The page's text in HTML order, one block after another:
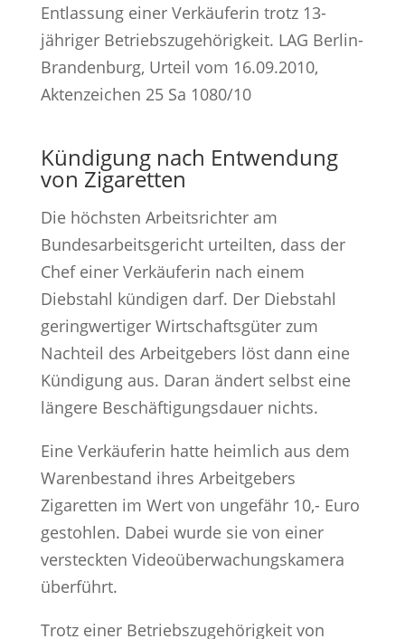
Entlassung einer Verkäuferin trotz 13-
jähriger Betriebszugehörigkeit. LAG Berlin-
Brandenburg, Urteil vom 16.09.2010,
Aktenzeichen 25 Sa 1080/10
Kündigung nach Entwendung
von Zigaretten
Die höchsten Arbeitsrichter am
Bundesarbeitsgericht urteilten, dass der
Chef einer Verkäuferin nach einem
Diebstahl kündigen darf. Der Diebstahl
geringwertiger Wirtschaftsgüter zum
Nachteil des Arbeitgebers löst dann eine
Kündigung aus. Daran ändert selbst eine
längere Beschäftigungsdauer nichts.
Eine Verkäuferin hatte heimlich aus dem
Warenbestand ihres Arbeitgebers
Zigaretten im Wert von ungefähr 10,- Euro
gestohlen. Dabei wurde sie von einer
versteckten Videoüberwachungskamera
überführt.
Trotz einer Betriebszugehörigkeit von